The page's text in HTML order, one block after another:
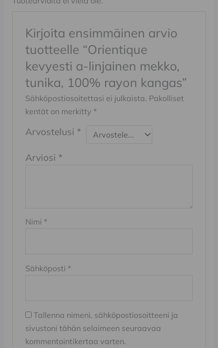
Kirjoita ensimmäinen arvio
tuotteelle “Orientique
kevyesti a-linjainen mekko,
tunika, 100% rayon kangas”
Sähköpostiosoitettasi ei julkaista. Pakolliset
kentät on merkitty *
Arvostelusi *
Arviosi *
Nimi *
Sähköposti *
Tallenna nimeni, sähköpostiosoitteeni ja
sivustoni tähän selaimeen seuraavaa
kommentointikertaa varten.